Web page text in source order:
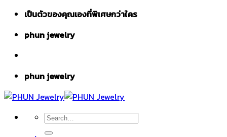
Skip
content
เป็นตัวของคุณเองที่พิเศษกว่าใคร
phun jewelry
phun jewelry
Search
for: